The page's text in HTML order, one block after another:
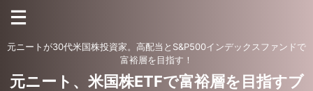
元ニートが30代米国株投資家。高配当とS&P500インデックスファンドで
富裕層を目指す！
元ニート、米国株ETFで富裕層を目指すブ